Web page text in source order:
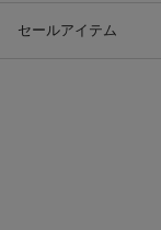
セールアイテム